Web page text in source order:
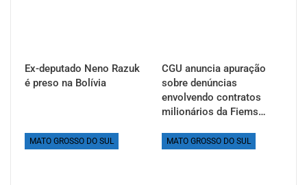
Ex-deputado Neno Razuk
é preso na Bolívia
CGU anuncia apuração
sobre denúncias
envolvendo contratos
milionários da Fiems…
MATO GROSSO DO SUL MATO GROSSO DO SUL